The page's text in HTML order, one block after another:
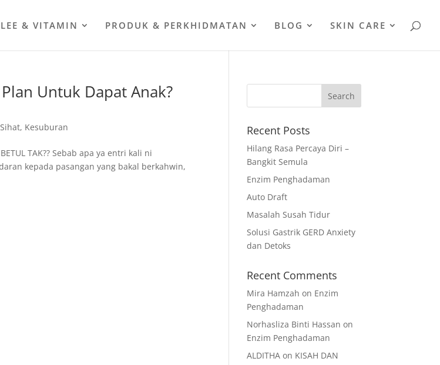
& VITAMIN PRODUK & PERKHIDMATAN BLOG SKIN CARE
Plan Untuk Dapat Anak?
, Kesuburan
BETUL TAK?? Sebab apa ya entri kali ni
kepada pasangan yang bakal berkahwin,
Recent Posts
Hilang Rasa Percaya Diri –
Bangkit Semula
Enzim Penghadaman
Auto Draft
Masalah Susah Tidur
Solusi Gastrik GERD Anxiety
dan Detoks
Recent Comments
Mira Hamzah on Enzim
Penghadaman
Norhasliza Binti Hassan on
Enzim Penghadaman
ALDITHA on KISAH DAN